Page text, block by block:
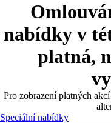
nabídky v
platná,
Pro zobrazení platných
Speciální nabídky